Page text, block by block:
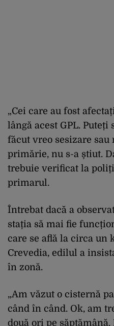
„Cei care au fost
lângă acest GPL.
făcut vreo sesizare sau
primărie, nu s-a știut.
trebuie verificat la
primarul.
Întrebat dacă a
stația să mai fie
care se află la circa un
Crevedia, edilul a
în zonă.
„Am văzut o cisternă
când în când. Ok, am
două ori pe